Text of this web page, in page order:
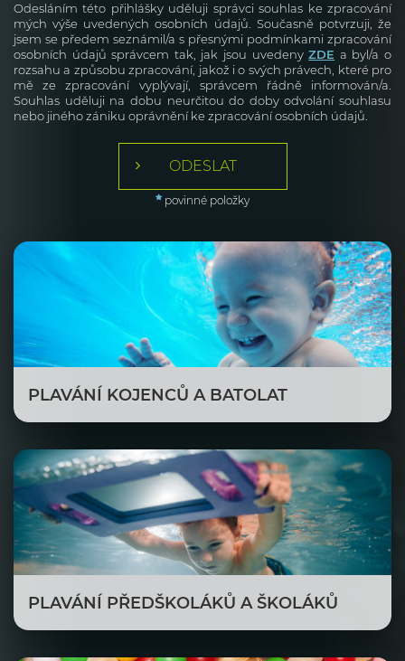
Odesláním této přihlášky uděluji správci souhlas ke zpracování
mých výše uvedených osobních údajů. Současně potvrzuji, že
jsem se předem seznámil/a s přesnými podmínkami zpracování
osobních údajů správcem tak, jak jsou uvedenyZDE a byl/a o
rozsahu a způsobu zpracování, jakož i o svých právech, které pro
mě ze zpracování vyplývají, správcem řádně informován/a.
Souhlas uděluji na dobu neurčitou do doby odvolání souhlasu
nebo jiného zániku oprávnění ke zpracování osobních údajů.
ODESLAT
povinné položky
PLAVÁNÍ KOJENCŮ A BATOLAT
PLAVÁNÍ PŘEDŠKOLÁKŮ A ŠKOLÁKŮ